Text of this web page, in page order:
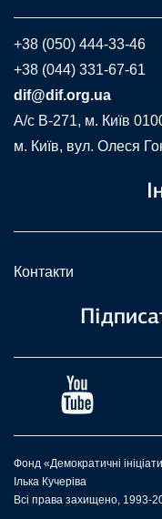
+38 (050) 444-33-46
+38 (044) 331-67-61
dif@dif.org.ua
A/c В-271, м. Київ
м. Київ, вул. Олеся
Контакти
Фонд «Демократичні
Ілька Кучеріва
Всі права захищено, 1993-